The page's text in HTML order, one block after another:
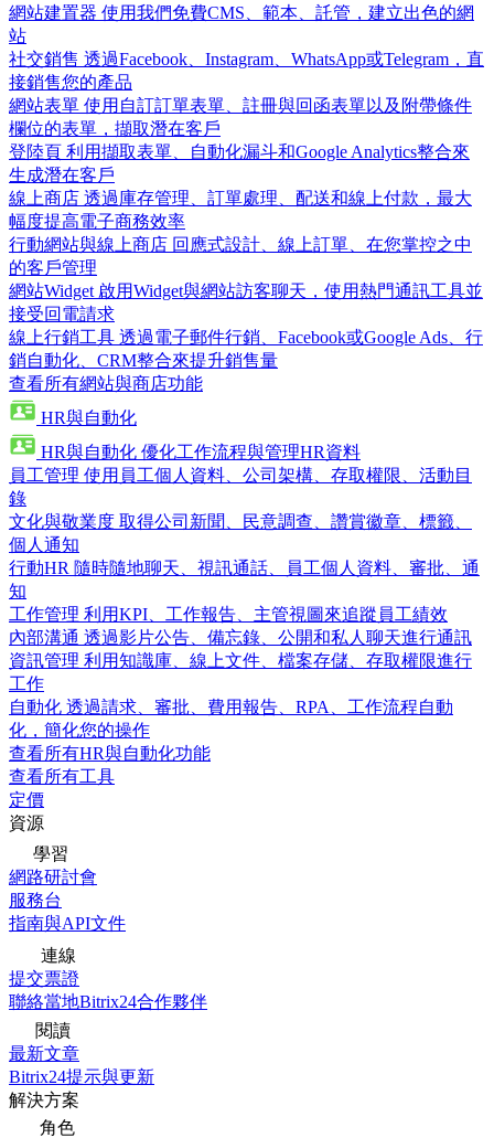
網站建置器 使用我們免費CMS、範本、託管，建立出色的網
站
社交銷售 透過Facebook、Instagram、WhatsApp或Telegram，直
接銷售您的產品
網站表單 使用自訂訂單表單、註冊與回函表單以及附帶條件
欄位的表單，擷取潛在客戶
登陸頁 利用擷取表單、自動化漏斗和Google Analytics整合來
生成潛在客戶
線上商店 透過庫存管理、訂單處理、配送和線上付款，最大
幅度提高電子商務效率
行動網站與線上商店 回應式設計、線上訂單、在您掌控之中
的客戶管理
網站Widget 啟用Widget與網站訪客聊天，使用熱門通訊工具並
接受回電請求
線上行銷工具 透過電子郵件行銷、Facebook或Google Ads、行
銷自動化、CRM整合來提升銷售量
查看所有網站與商店功能
HR與自動化
HR與自動化 優化工作流程與管理HR資料
員工管理 使用員工個人資料、公司架構、存取權限、活動目
錄
文化與敬業度 取得公司新聞、民意調查、讚賞徽章、標籤、
個人通知
行動HR 隨時隨地聊天、視訊通話、員工個人資料、審批、通
知
工作管理 利用KPI、工作報告、主管視圖來追蹤員工績效
內部溝通 透過影片公告、備忘錄、公開和私人聊天進行通訊
資訊管理 利用知識庫、線上文件、檔案存儲、存取權限進行
工作
自動化 透過請求、審批、費用報告、RPA、工作流程自動
化，簡化您的操作
查看所有HR與自動化功能
查看所有工具
定價
資源
學習
網路研討會
服務台
指南與API文件
連線
提交票證
聯絡當地Bitrix24合作夥伴
閱讀
最新文章
Bitrix24提示與更新
解決方案
角色